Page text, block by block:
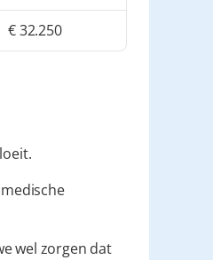
€ 32.250
wel zorgen dat